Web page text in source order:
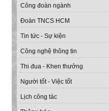
Công đoàn ngành
Đoàn TNCS HCM
Tin tức - Sự kiện
Công nghệ thông tin
Thi đua - Khen thưởng
Người tốt - Việc tốt
Lịch công tác